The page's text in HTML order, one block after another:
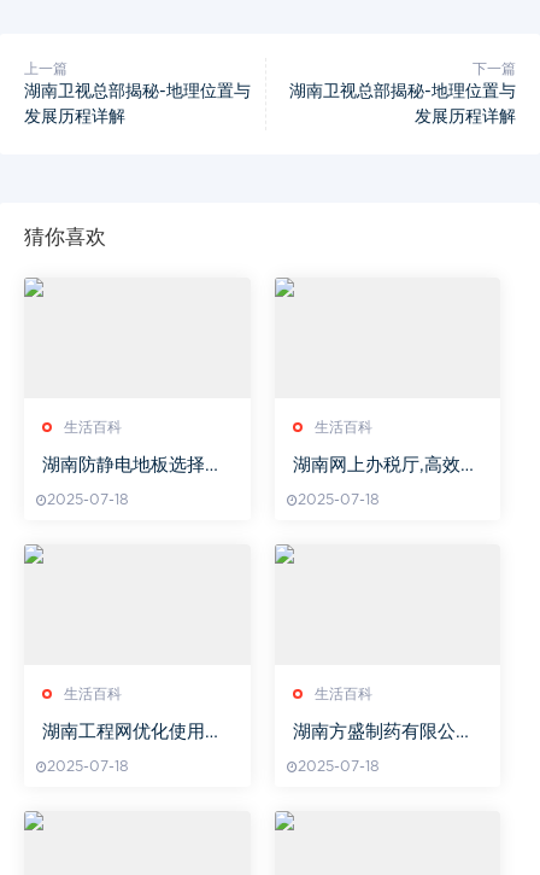
上一篇
湖南卫视总部揭秘-地理位置与
发展历程详解
下一篇
湖南卫视总部揭秘-地理位置与
发展历程详解
猜你喜欢
生活百科
湖南防静电地板选择与
与效率
2025-07-18
生活百科
湖南网上办税厅,高效便
解析
2025-07-18
生活百科
湖南工程网优化使用指
2025-07-18
生活百科
湖南方盛制药有限公司,
简介
2025-07-18